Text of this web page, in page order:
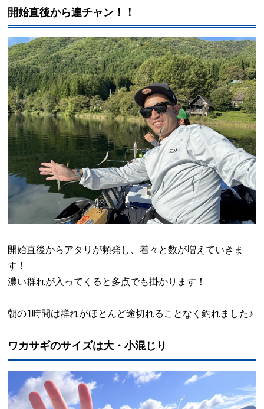
開始直後から連チャン！！
開始直後からアタリが頻発し、着々と数が増えていきま
す！
濃い群れが入ってくると多点でも掛かります！
朝の1時間は群れがほとんど途切れることなく釣れました♪
ワカサギのサイズは大・小混じり